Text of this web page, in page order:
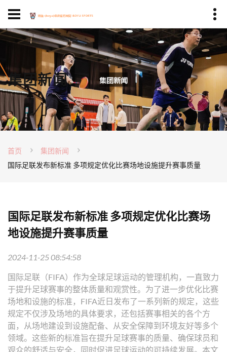
集团新闻
首页
集团新闻
国际足联发布新标准 多项规定优化比赛场地设施提升赛事质量
国际足联发布新标准 多项规定优化比赛场
地设施提升赛事质量
2024-11-25 08:54:58
国际足联（FIFA）作为全球足球运动的管理机构，一直致力
于提升足球赛事的整体质量和观赏性。为了进一步优化比赛
场地和设施的标准，FIFA近日发布了一系列新的规定，这些
规定不仅涉及场地的具体要求，还包括赛事相关的各个方
面，从场地建设到设施配备、从安全保障到环境友好等多个
领域。这些新的标准旨在提升足球赛事的质量、确保球员和
观众的舒适与安全，同时促进足球运动的可持续发展。本文